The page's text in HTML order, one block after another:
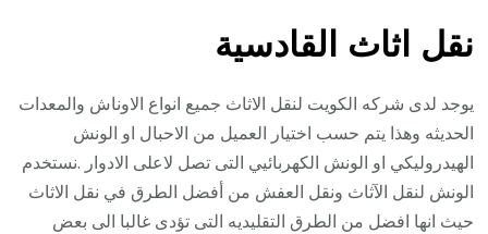
نقل اثاث القادسية
يوجد لدى شركه الكويت لنقل الاثاث جميع انواع الاوناش والمعدات
الحديثه وهذا يتم حسب اختيار العميل من الاحبال او الونش
الهيدروليكي او الونش الكهربائيي التى تصل لاعلى الادوار .نستخدم
الونش لنقل الآثاث ونقل العفش من أفضل الطرق في نقل الاثاث
حيث انها افضل من الطرق التقليديه التى تؤدى غالبا الى بعض